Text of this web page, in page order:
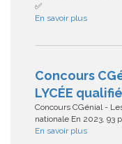
✅
En savoir plus
Concours
LYCÉE
Concours CGénial -
nationale En 2023, 93
En savoir plus